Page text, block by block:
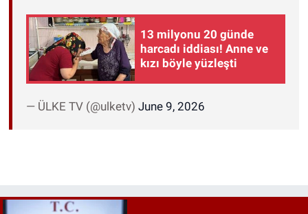
13 milyonu 20 günde
harcadı iddiası! Anne ve
kızı böyle yüzleşti
— ÜLKE TV (@ulketv) June 9, 2026